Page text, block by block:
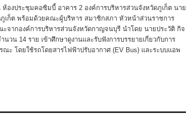
องประชุมคอซิมบี้ อาคาร 2 องค์การบริหารส่วนจังหวัดภูเก็ต นาย
ภูเก็ต พร้อมด้วยคณะผู้บริหาร สมาชิกสภา หัวหน้าส่วนราชการ
จากองค์การบริหารส่วนจังหวัดกาญจนบุรี นำโดย นายประวัติ กิจ
น 14 ราย เข้าศึกษาดูงานและรับฟังการบรรยายเกี่ยวกับการ
ณะ โดยใช้รถโดยสารไฟฟ้าปรับอากาศ (EV Bus) และระบบแอพ